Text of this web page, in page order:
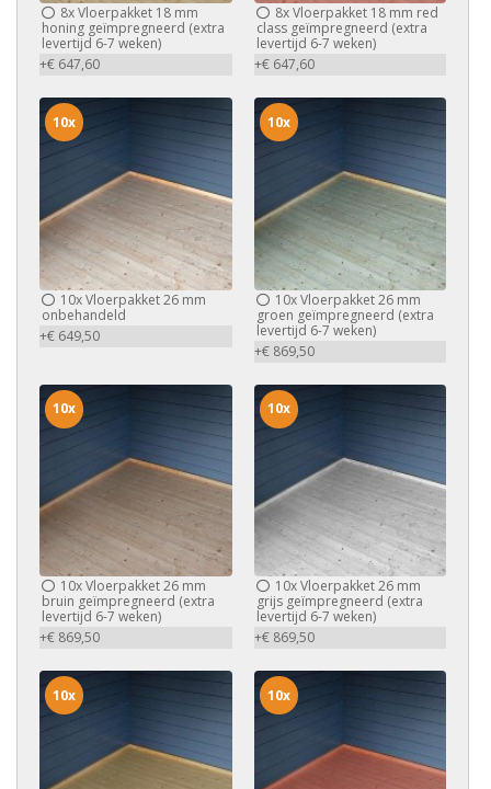
8xVloerpakket 18 mm
honing geïmpregneerd (extra
levertijd 6-7 weken)
+€ 647,60
8xVloerpakket 18 mm red
class geïmpregneerd (extra
levertijd 6-7 weken)
+€ 647,60
10xVloerpakket 26 mm
onbehandeld
+€ 649,50
10x
10xVloerpakket 26 mm
groen geïmpregneerd (extra
levertijd 6-7 weken)
+€ 869,50
10x
10xVloerpakket 26 mm
bruin geïmpregneerd (extra
levertijd 6-7 weken)
+€ 869,50
10x
10xVloerpakket 26 mm
grijs geïmpregneerd (extra
levertijd 6-7 weken)
+€ 869,50
10x
10x 10x